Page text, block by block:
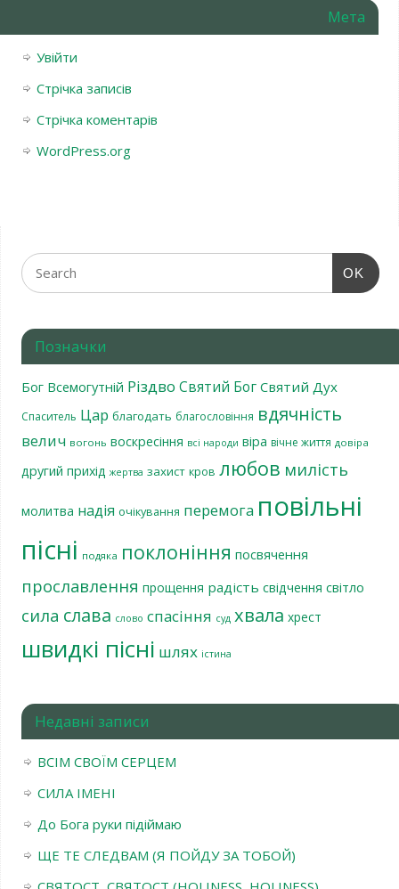
Мета
Увійти
Стрічка записів
Стрічка коментарів
WordPress.org
OK
Позначки
Бог Всемогутній Різдво Святий Бог Святий Дух
Спаситель Цар благодать благословіння вдячність
велич вогонь воскресіння всі народи віра вічне життя довіра
другий прихід жертва захист кров любов милість
молитва надія очікування перемога повільні
пісні подяка поклоніння посвячення
прославлення прощення радість свідчення світло
сила слава слово спасіння суд хвала хрест
швидкі пісні шлях істина
Недавні записи
ВСІМ СВОЇМ СЕРЦЕМ
СИЛА ІМЕНІ
До Бога руки підіймаю
ЩЕ ТЕ СЛЕДВАМ (Я ПОЙДУ ЗА ТОБОЙ)